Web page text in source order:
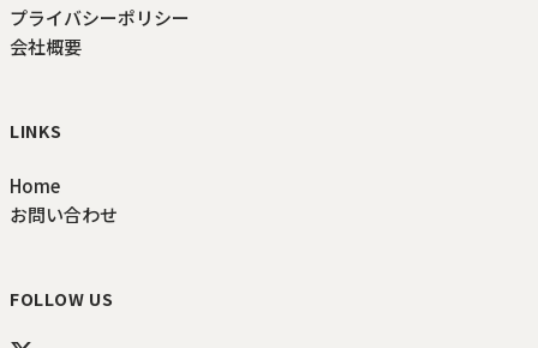
プライバシーポリシー
会社概要
LINKS
Home
お問い合わせ
FOLLOW US